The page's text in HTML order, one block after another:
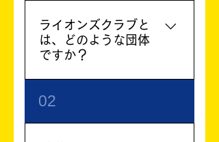
ライオンズクラブと
は、どのような団体
ですか？
ライオンズクラブは、世界
最大の奉仕団体です。国際
的なネットワークを持ち、
02